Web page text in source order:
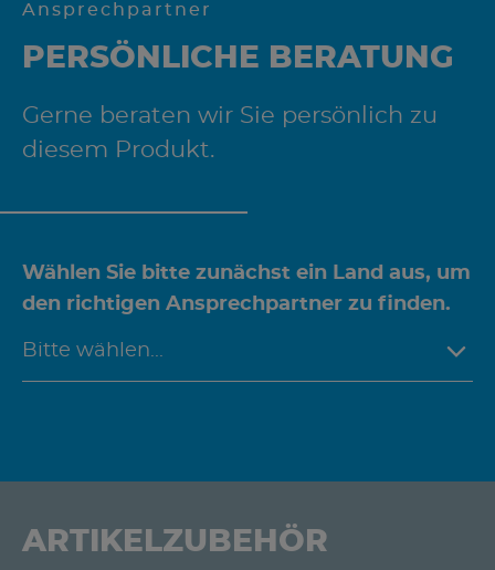
Ansprechpartner
PERSÖNLICHE BERATUNG
Gerne beraten wir Sie persönlich zu
diesem Produkt.
Wählen Sie bitte zunächst ein Land aus, um
den richtigen Ansprechpartner zu finden.
ARTIKELZUBEHÖR